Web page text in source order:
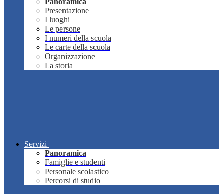
Presentazione
I luoghi
Le persone
I numeri della scuola
Le carte della scuola
Organizzazione
La storia
Servizi
Panoramica
Famiglie e studenti
Personale scolastico
Percorsi di studio